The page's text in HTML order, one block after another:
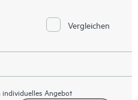
Vergleichen
individuelles Angebot